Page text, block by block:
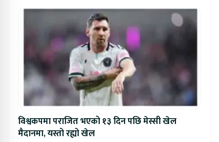
विश्वकपमा पराजित भएको १३ दिन पछि मेस्सी खेल
मैदानमा, यस्तो रह्यो खेल